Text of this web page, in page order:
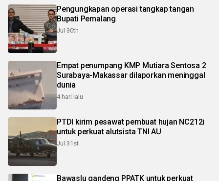
Pengungkapan operasi tangkap tangan
Bupati Pemalang
Jul 30th
Empat penumpang KMP Mutiara Sentosa 2
Surabaya-Makassar dilaporkan meninggal
dunia
4 hari lalu
PTDI kirim pesawat pembuat hujan NC212i
untuk perkuat alutsista TNI AU
Jul 31st
Bawaslu gandeng PPATK untuk perkuat